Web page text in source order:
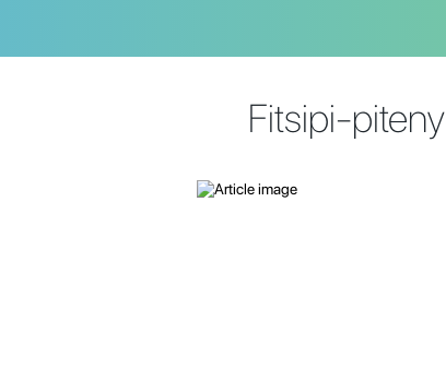
Fitsipi-piteny